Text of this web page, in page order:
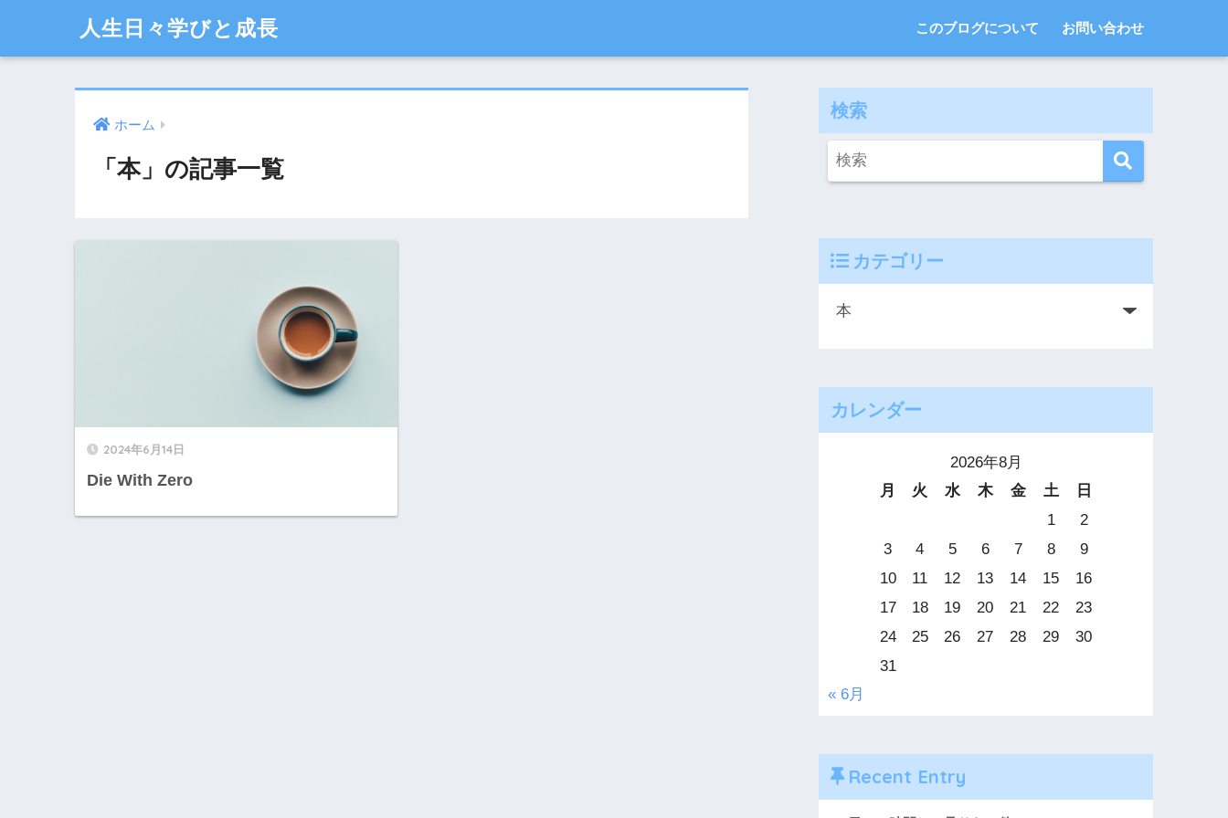
人生日々学びと成長 このブログについて お問い合わせ
ホーム
「本」の記事一覧
2024年6月14日
Die With Zero
検索
カテゴリー
カレンダー
2026年8月
月
火 水 木 金 土
日
1
2
3
4 5 6 7 8
9
10
11 12 13 14 15
16
17
18 19 20 21 22
23
24
25 26 27 28 29
30
31
« 6月
Recent Entry